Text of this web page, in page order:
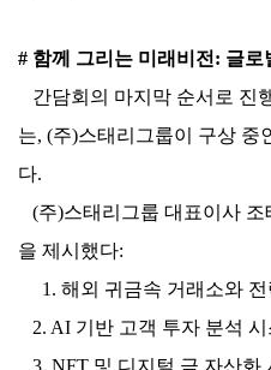
# 함께 그리는 미래비전: 글
간담회의 마지막 순서로 진
는, (주)스태리그룹이 구상 중
다.
(주)스태리그룹 대표이사
을 제시했다:
1. 해외 귀금속 거래소와
2. AI 기반 고객 투자 분석 시